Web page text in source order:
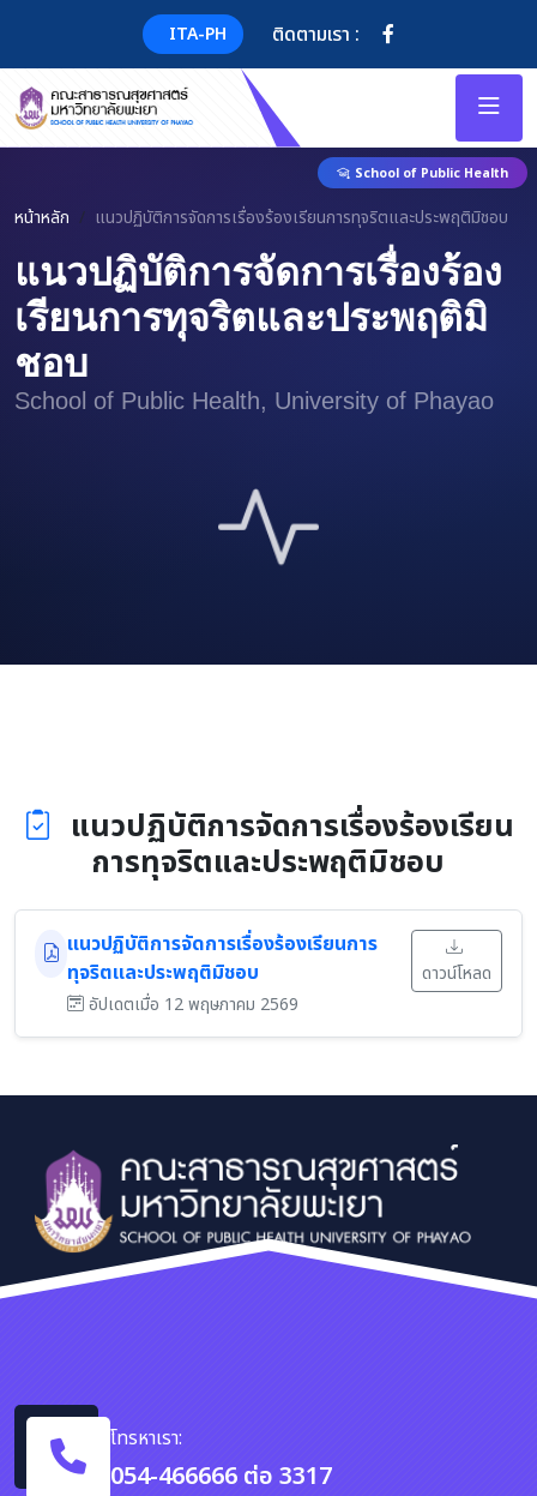
ITA-PH ติดตามเรา :
หน้าหลัก แนวปฏิบัติการจัดการเรื่องร้องเรียนการทุจริตและประพฤติมิชอบ
School of Public Health
แนวปฏิบัติการจัดการเรื่องร้อง
เรียนการทุจริตและประพฤติมิ
ชอบ
School of Public Health, University of Phayao
แนวปฏิบัติการจัดการเรื่องร้องเรียน
การทุจริตและประพฤติมิชอบ
แนวปฏิบัติการจัดการเรื่องร้องเรียนการ
ทุจริตและประพฤติมิชอบ
อัปเดตเมื่อ 12 พฤษภาคม 2569
ดาวน์โหลด
โทรหาเรา:
054-466666 ต่อ 3317